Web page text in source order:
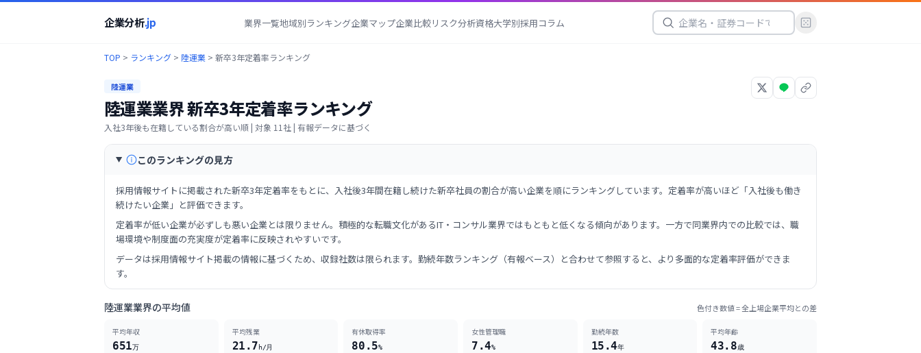
企業分析.jp 業界一覧地域別ランキング企業マップ企業比較リスク分析資格大学別採用コラム
TOP > ランキング > 陸運業 > 新卒3年定着率ランキング
陸運業
陸運業業界新卒3年定着率ランキング
入社3年後も在籍している割合が高い順 | 対象 11 社 | 有報データに基づく
このランキングの見方
採用情報サイトに掲載された新卒3年定着率をもとに、入社後3年間在籍し続けた新卒社員の割合が高い企業を順にランキングしています。定着率が高いほど「入社後も働き
続けたい企業」と評価できます。
定着率が低い企業が必ずしも悪い企業とは限りません。積極的な転職文化があるIT・コンサル業界ではもともと低くなる傾向があります。一方で同業界内での比較では、職
場環境や制度面の充実度が定着率に反映されやすいです。
データは採用情報サイト掲載の情報に基づくため、収録社数は限られます。勤続年数ランキング（有報ベース）と合わせて参照すると、より多面的な定着率評価ができま
す。
陸運業業界の平均値 色付き数値 = 全上場企業平均との差
平均年収
651万
平均残業
21.7h/月
有休取得率
80.5%
女性管理職
7.4%
勤続年数
15.4年
平均年齢
43.8歳